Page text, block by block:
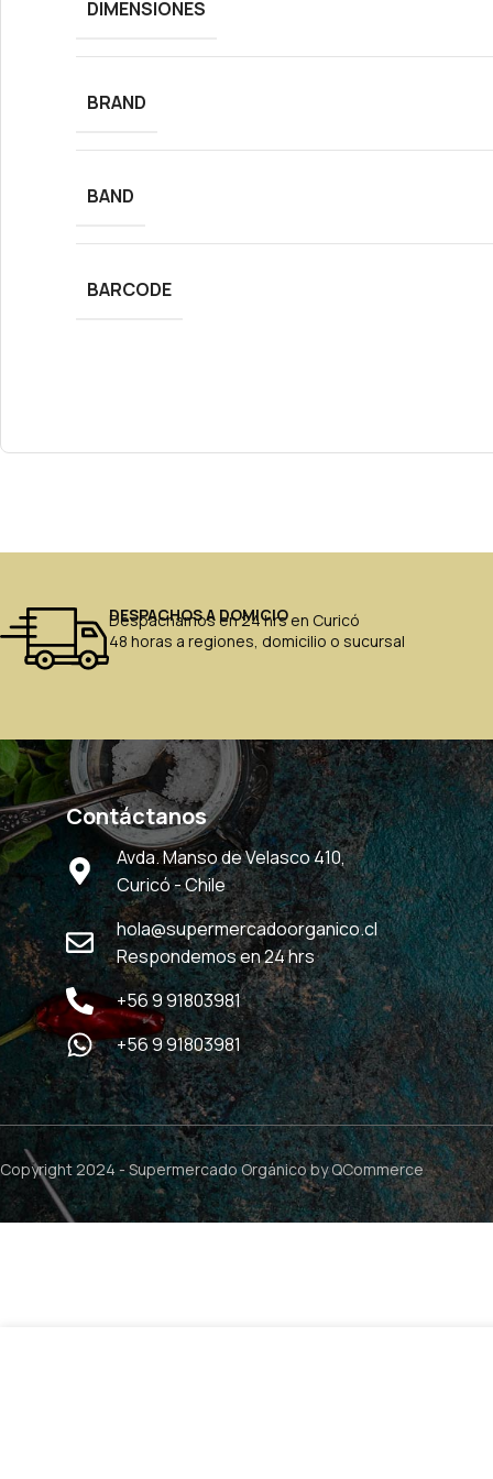
DIMENSIONES
BRAND
BAND
BARCODE
DESPACHOS A DOMICIO
Despachamos en 24 hrs en Curicó
48 horas a regiones, domicilio o sucursal
Contáctanos
Avda. Manso de Velasco 410,
Curicó - Chile
hola@supermercadoorganico.cl
Respondemos en 24 hrs
+56 9 91803981
+56 9 91803981
Copyright 2024 -Supermercado Orgánicoby QCommerce